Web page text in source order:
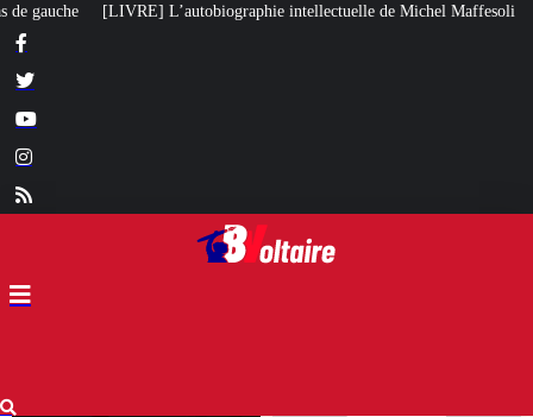
intellectuelle de Michel Maffesoli Pour regagner son influence en